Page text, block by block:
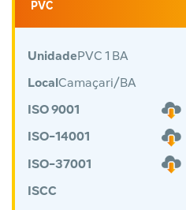
PVC
Unidade PVC 1 BA
Local Camaçari/BA
ISO 9001
ISO-14001
ISO-37001
ISCC